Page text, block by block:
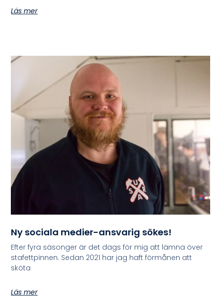
Läs mer
Ny sociala medier-ansvarig sökes!
Efter fyra säsonger är det dags för mig att lämna över
stafettpinnen. Sedan 2021 har jag haft förmånen att
sköta
Läs mer